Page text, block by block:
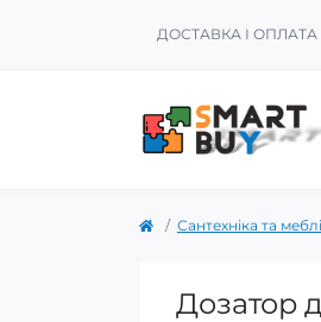
ДОСТАВКА І ОПЛАТА
Сантехніка та
Дозатор